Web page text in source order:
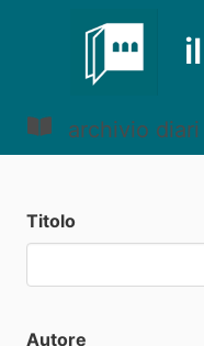
archivio diari
Titolo
Autore